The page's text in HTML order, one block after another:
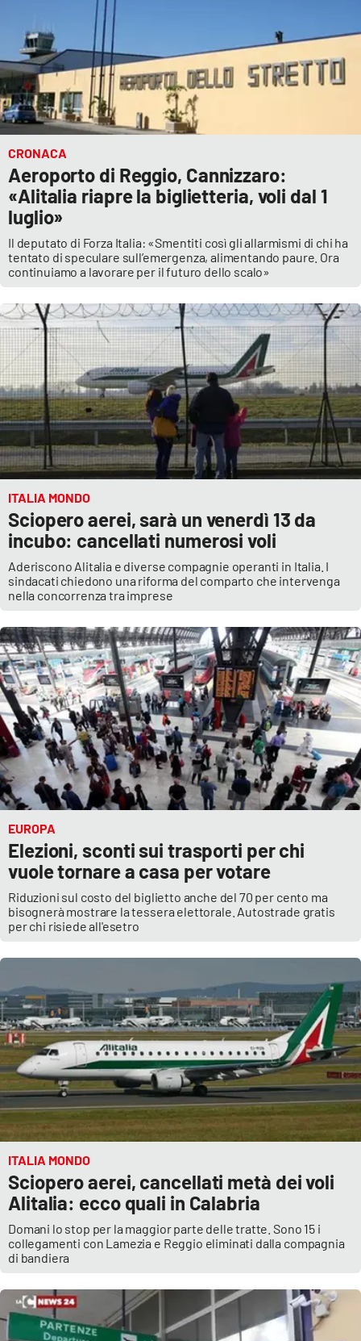
CRONACA
Aeroporto di Reggio, Cannizzaro:
«Alitalia riapre la biglietteria, voli dal 1
luglio»
Il deputato di Forza Italia: «Smentiti così gli allarmismi di chi ha
tentato di speculare sull’emergenza, alimentando paure. Ora
continuiamo a lavorare per il futuro dello scalo»
ITALIA MONDO
Sciopero aerei, sarà un venerdì 13 da
incubo: cancellati numerosi voli
Aderiscono Alitalia e diverse compagnie operanti in Italia. I
sindacati chiedono una riforma del comparto che intervenga
nella concorrenza tra imprese
EUROPA
Elezioni, sconti sui trasporti per chi
vuole tornare a casa per votare
Riduzioni sul costo del biglietto anche del 70 per cento ma
bisognerà mostrare la tessera elettorale. Autostrade gratis
per chi risiede all'esetro
ITALIA MONDO
Sciopero aerei, cancellati metà dei voli
Alitalia: ecco quali in Calabria
Domani lo stop per la maggior parte delle tratte. Sono 15 i
collegamenti con Lamezia e Reggio eliminati dalla compagnia
di bandiera